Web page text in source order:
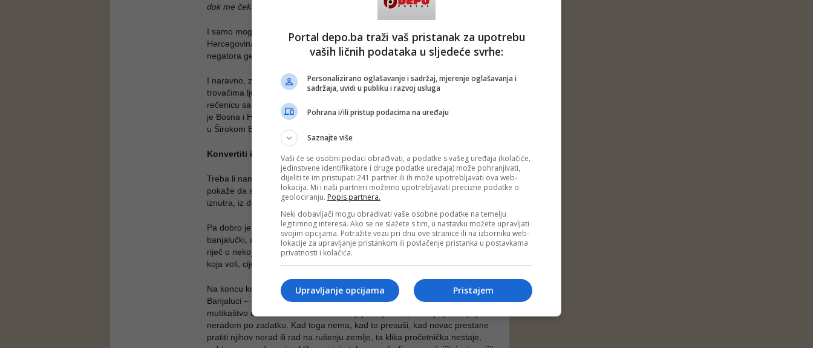
dok me čeka na kapiji”
I samo mogu reći, u Banjaluci pjeva sa Halidom cijela, cijela Bosna i
Hercegovina! Rastjerani su ratni zločinci, pobjegli su kao miševi, nema
negatora genocida, samo dobri ljudi bosanski dokle mi pogled seže!
I naravno, zato ne treba trovati ni sliku, ni zvuk, ni predočeni tekst sa
trovačima ljudskih života, makar u ovoj noći. Ne treba ih stavljati u istu
rečenicu sa velikim Halidom Bešlićem, ali treba svima njima pokazati koliko
je Bosna i Hercegovina velika, jaka i koliko je ima i u Prijedoru i u Banjaluci, i
u Širokom Brijegu, i u Trebinju…
Konvertiti i ideolozi na baterije
Treba li nam Halid Bešlić da nas razbudi, da nas razgali, da nam pjesmom
pokaže da smo na pravom putu i da nas osvijetli glasom, pa da vidimo i
iznutra, iz duše koliko nas ima.
Pa dobro je imati Halida, s vremena ne vrijeme, dobro je doći na Kastel
banjalučki, a sve jednako bosanski da se prebrojimo, da vidimo kako nije
riječ o nekoj grupici zaludnih romantiziranih marginalaca, nego o sili ljudskoj
koja voli, cijeni i ljubi zemlju što se Bosnom i Hercegovinom kliče.
Na koncu konaca treba razbiti iluzije oko političke pročetničke klike u
Banjaluci – svi oni u su konvertiti, ideolozi na baterije, čiji opisi poslova i
mutikaštvo dosežu do one crte u na kojoj se njihova primanja preklapaju sa
neradom po zadatku. Kad toga nema, kad to presuši, kad novac prestane
pratiti njihov nerad ili rad na rušenju zemlje, ta klika pročetnička nestaje,
Portal depo.ba traži vaš pristanak za upotrebu
vaših ličnih podataka u sljedeće svrhe:
Personalizirano oglašavanje i sadržaj, mjerenje oglašavanja i
sadržaja, uvidi u publiku i razvoj usluga
Pohrana i/ili pristup podacima na uređaju
Saznajte više
Vaši će se osobni podaci obrađivati, a podatke s vašeg uređaja (kolačiće,
jedinstvene identifikatore i druge podatke uređaja) može pohranjivati,
dijeliti te im pristupati 241 partner ili ih može upotrebljavati ova web-
lokacija. Mi i naši partneri možemo upotrebljavati precizne podatke o
geolociranju. Popis partnera.
Neki dobavljači mogu obrađivati vaše osobne podatke na temelju
legitimnog interesa. Ako se ne slažete s tim, u nastavku možete upravljati
svojim opcijama. Potražite vezu pri dnu ove stranice ili na izborniku web-
lokacije za upravljanje pristankom ili povlačenje pristanka u postavkama
privatnosti i kolačića.
Pristajem
Upravljanje opcijama